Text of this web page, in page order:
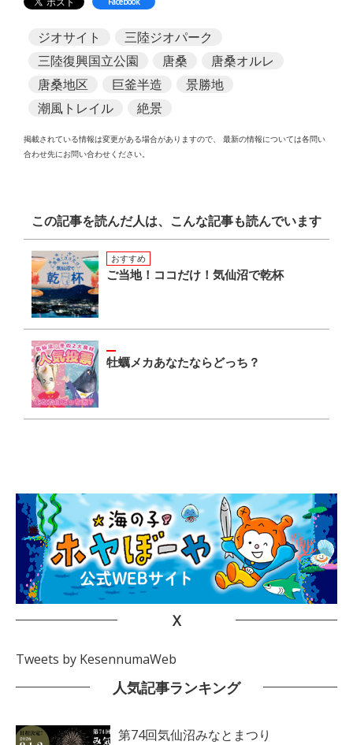
ジオサイト
三陸ジオパーク
三陸復興国立公園
唐桑
唐桑オルレ
唐桑地区
巨釜半造
景勝地
潮風トレイル
絶景
掲載されている情報は変更がある場合がありますので、
最新の情報については各問い
合わせ先にお問い合わせください。
この記事を読んだ人は、こんな記事も読んでいます
おすすめ
ご当地！ココだけ！気仙沼で乾杯
牡蠣メカあなたならどっち？
X
Tweets by KesennumaWeb
人気記事ランキング
第74回気仙沼みなとまつり